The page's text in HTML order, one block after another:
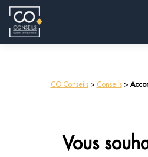
CO Conseils> Conseils>
Vous